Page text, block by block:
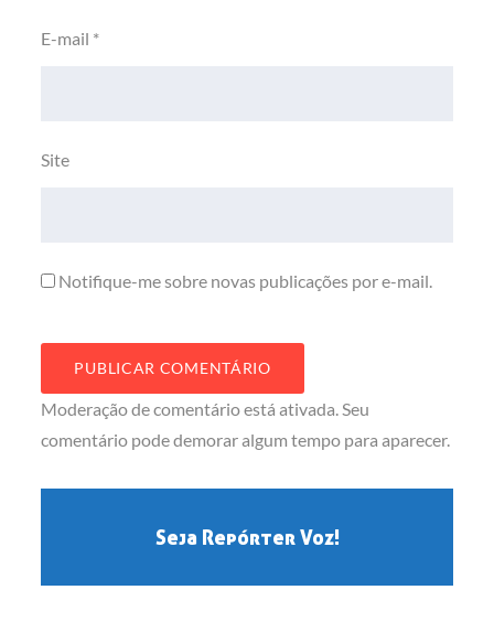
E-mail *
Site
Notifique-me sobre novas publicações por e-mail.
Moderação de comentário está ativada. Seu
comentário pode demorar algum tempo para aparecer.
Seja Repórter Voz!